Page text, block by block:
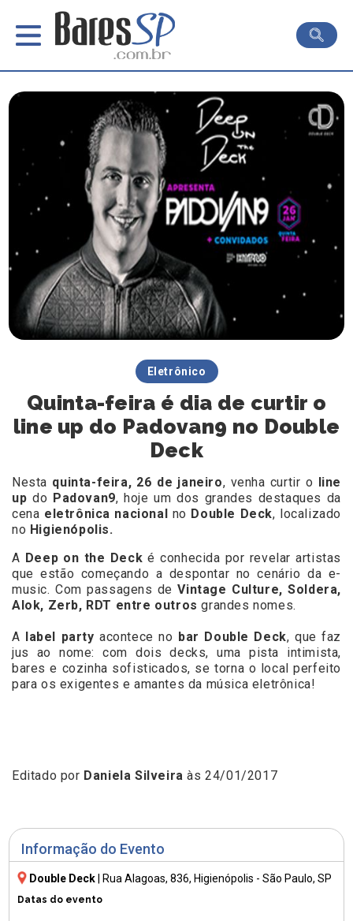
Informação do Evento
Double Deck Rua Alagoas, 836, Higienópolis - São Paulo, SP
Datas do evento
Eletrônico
Quinta-feira é dia de curtir o
line up do Padovan9 no Double
Deck
Nesta quinta-feira, 26 de janeiro, venha curtir o
line
up do Padovan9, hoje um dos grandes destaques da
cena eletrônica nacional no Double Deck, localizado
no Higienópolis.
A Deep on the Deck é conhecida por revelar artistas
que estão começando a despontar no cenário da e-
music. Com passagens deVintage Culture, Soldera,
Alok, Zerb, RDT entre outros grandes nomes.
A label partyacontece no bar Double Deck, que faz
jus ao nome: com dois decks, uma pista intimista,
bares e cozinha sofisticados, se torna o local perfeito
para os exigentes e amantes da música eletrônica!
Editado por Daniela Silveira às 24/01/2017